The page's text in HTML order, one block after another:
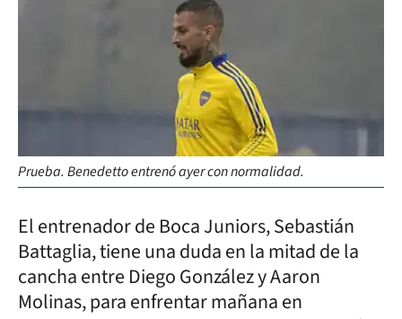
Prueba. Benedetto entrenó ayer con normalidad.
El entrenador de Boca Juniors, Sebastián
Battaglia, tiene una duda en la mitad de la
cancha entre Diego González y Aaron
Molinas, para enfrentar mañana en